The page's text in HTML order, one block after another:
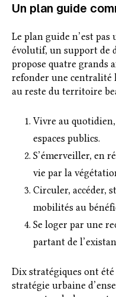
Un plan guide
Le plan guide n’est
évolutif, un support de
propose quatre grands
refonder une centralité
au reste du territoire
Vivre au
espaces publics.
S’émerveiller, en
vie par la
Circuler, accéder,
mobilités au
Se loger par une
partant de
Dix stratégiques ont
stratégie urbaine